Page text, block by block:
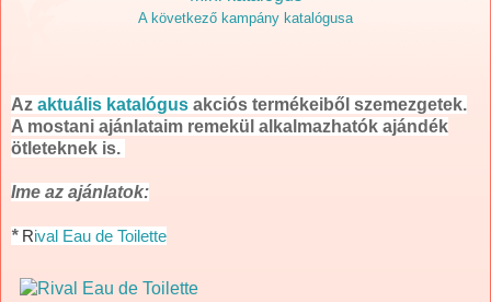
A következő kampány katalógusa
Az aktuális katalógus akciós termékeiből szemezgetek.
A mostani ajánlataim remekül alkalmazhatók ajándék
ötleteknek is.
Ime az ajánlatok:
* Rival Eau de Toilette